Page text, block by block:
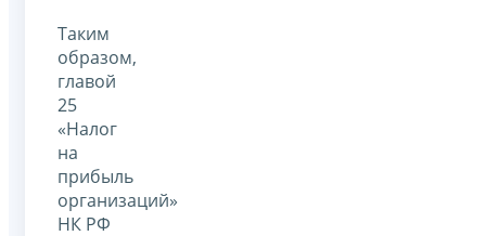
Таким
образом,
главой
25
«Налог
на
прибыль
организаций»
НК РФ